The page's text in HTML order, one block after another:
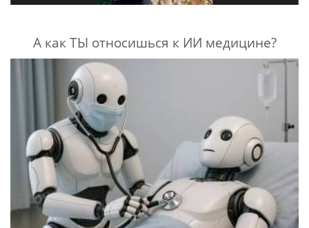
А как ТЫ относишься к ИИ медицине?